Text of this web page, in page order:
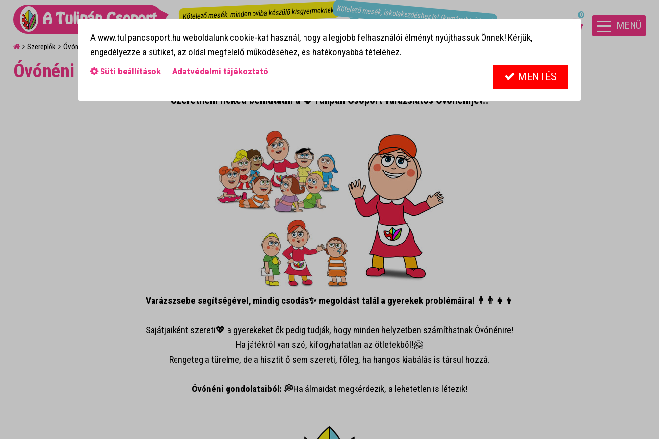
A www.tulipancsoport.hu weboldalunk cookie-kat használ, hogy a legjobb felhasználói élményt nyújthassuk Önnek! Kérjük,
engedélyezze a sütiket, az oldal megfelelő működéséhez, és hatékonyabbá tételéhez.
Süti beállítások
Adatvédelmi tájékoztató MENTÉS
A Tulipán Csoport Kötelező mesék, minden oviba készülő kisgyermeknek!Kötelező mesék, iskolakezdéshez is! (keményborítósak) MENÜ
0
Szereplők Óvónéni
Óvónéni
Szeretném neked bemutatni a 🌷Tulipán Csoport varázslatos Óvónénijét!!
Varázszsebe segítségével, mindig csodás✨ megoldást talál a gyerekek problémáira! 👨‍👨‍👧‍👦
Sajátjaiként szereti💖 a gyerekeket ők pedig tudják, hogy minden helyzetben számíthatnak Óvónénire!
Ha játékról van szó, kifogyhatatlan az ötletekből!🤗
Rengeteg a türelme, de a hisztit ő sem szereti, főleg, ha hangos kiabálás is társul hozzá.
Óvónéni gondolataiból: 💭Ha álmaidat megkérdezik, a lehetetlen is létezik!